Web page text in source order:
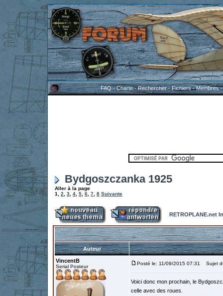
FAQ-Charte-Rechercher-Fichiers-Membres
Bydgoszczanka 1925
Aller à la page
1
2 3 4 5 6 7 8 Suivante
RETROPLANE.net
Auteur
VincentB
Serial Posteur
Posté le: 11/09/2015 07:31 Sujet
Voici donc mon prochain, le
celle avec des roues.